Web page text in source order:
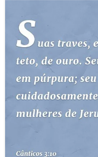
ESTUDOS BÍBLICOS
ESBOÇOS DE PREGAÇÃO
PERGUNTE À BÍBLIA IA
QUEM SOMOS